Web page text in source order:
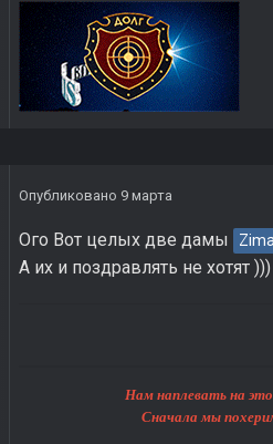
Опубликовано 9 марта
Ого Вот целых две дамы
А их и поздравлять не хотят )))
Нам наплевать на этот
Сначала мы похерим